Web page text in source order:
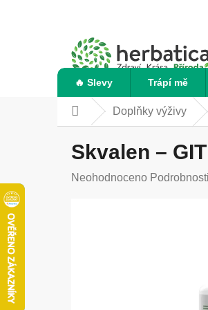
🔥 Slevy Trápí mě
Domů Doplňky výživy
Skvalen –
Průměrné
Neohodnoceno